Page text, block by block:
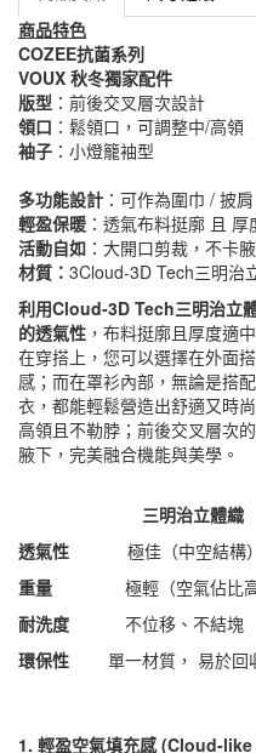
商品特色
COZEE抗菌系列
VOUX 秋冬獨家配件
版型 ：前後交叉層次設計
領口 ：鬆領口，可調整中/高領
袖子 ：小燈籠袖型
多功能設計 ：可作為圍巾 / 披肩
輕盈保暖 ：透氣布料挺廓 且 厚
活動自如 ：大開口剪裁，不卡
材質： 3Cloud-3D Tech三明治
利用Cloud-3D Tech三明治立
的透氣性 ，布料挺廓且厚度適
在穿搭上，您可以選擇在外面
感；而在罩衫內部，無論是搭
衣，都能輕鬆營造出舒適又時
高領且不勒脖；前後交叉層次
腋下，完美融合機能與美學。
三明治立體織
透氣性 極佳（中
重量 極輕（空氣
耐洗度 不位移、不結
環保性 單一材質， 易
1. 輕盈空氣填充感 (Cloud-